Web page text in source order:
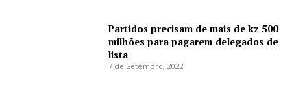
Partidos precisam de mais de kz 500
milhões para pagarem delegados de
lista
7 de Setembro, 2022